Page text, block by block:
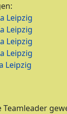
Leipzig
Leipzig
Leipzig
Leipzig
Leipzig